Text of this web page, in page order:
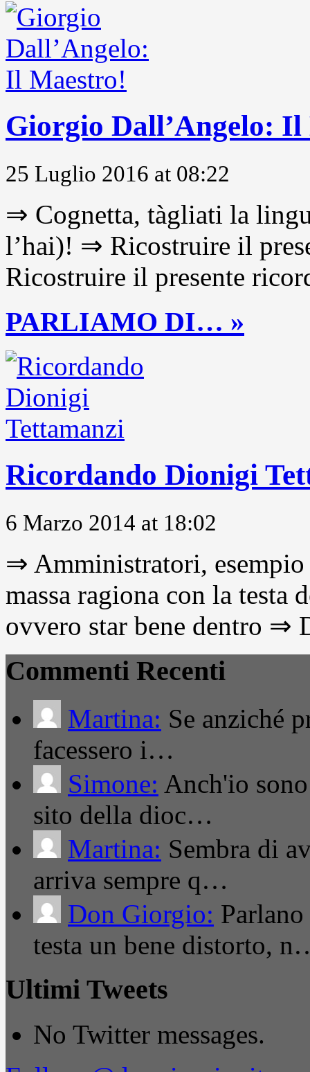
Giorgio Dall’Angelo:
25 Luglio 2016 at 08:22
⇒ Cognetta, tàgliati la
l’hai)! ⇒ Ricostruire il
Ricostruire il presente
PARLIAMO DI… »
Ricordando Dionigi
6 Marzo 2014 at 18:02
⇒ Amministratori,
massa ragiona con la
ovvero star bene dentro ⇒
Commenti Recenti
Martina: Se anziché
facessero i…
Simone: Anch'io
sito della dioc…
Martina: Sembra di
arriva sempre q…
Don Giorgio:
testa un bene distorto,
Ultimi Tweets
No Twitter messages.